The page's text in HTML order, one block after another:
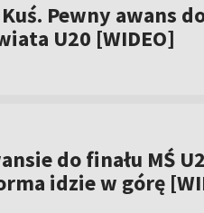
Pewny awans
U20 [WIDEO]
do finału MŚ
idzie w górę